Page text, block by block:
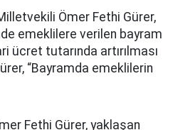
Ömer Fethi Gürer,
emeklilere verilen bayram
ücret tutarında artırılması
“Bayramda emeklilerin
Fethi Gürer, yaklaşan